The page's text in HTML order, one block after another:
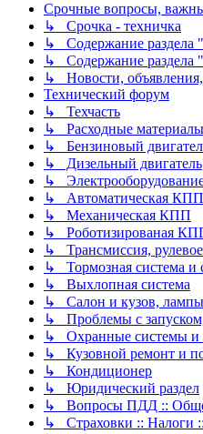
Срочные вопросы,
↳ Срочка - техничка
↳ Содержание раздела
↳ Содержание раздела
↳ Новости,
Технический форум
↳ Техчасть
↳ Расходные материалы
↳ Бензиновый
↳ Дизельный двигатель
↳
↳ Автоматическая КПП
↳ Механическая КПП
↳ Роботизированая
↳ Трансмиссия,
↳ Тормозная система и
↳ Выхлопная система
↳ Салон и кузов, лампы
↳ Проблемы с
↳ Охранные системы и
↳ Кузовной ремонт и
↳ Кондиционер
↳ Юридический раздел
↳ Вопросы ПДД ::
↳ Страховки :: Налоги